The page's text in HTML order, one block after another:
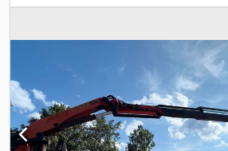
mm, direk tipi:simpleks, fork taşıyıcı
boyutu:23x8,5-12, boş ağırlık:1.550 kg,
, toplam genişlik:
Vehicle: Double auxiliary hydraulics - Mast:
hydraulics - Integrated side shifter - Steel
x front work lights - 1 x rear reversing light -
parking and driving lights, brake lights and
Codpfxezqhadj Airsrf - Flashing beacon -